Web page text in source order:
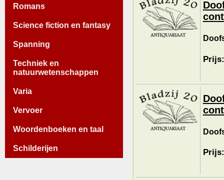
Romans
Science fiction en fantasy
Spanning
Techniek en
natuurwetenschappen
Varia
Vervoer
Woordenboeken en taal
Schilderijen